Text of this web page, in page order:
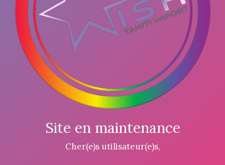
Site en maintenance
Cher(e)s utilisateur(e)s,